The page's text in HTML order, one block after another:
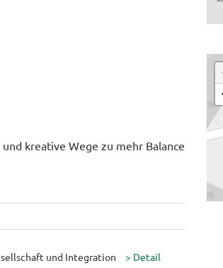
kreative Wege zu mehr Balance
und Integration